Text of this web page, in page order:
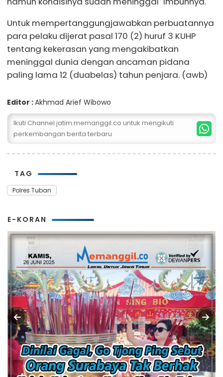
Untuk mempertanggungjawabkan perbuatannya
para pelaku dijerat pasal 170 (2) huruf 3 KUHP
tentang kekerasan yang mengakibatkan
meninggal dunia dengan ancaman pidana
paling lama 12 (duabelas) tahun penjara. (awb)
Editor :Akhmad Arief Wibowo
Ikuti Channel jatim.memanggil.co untuk mengikuti
perkembangan berita terbaru
TAG
Polres Tuban
E-KORAN